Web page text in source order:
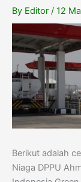
By Editor / 12
Berikut adalah
Niaga DPPU